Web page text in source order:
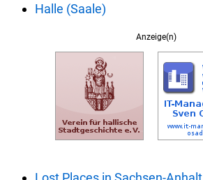
Halle (Saale)
Anzeige(n)